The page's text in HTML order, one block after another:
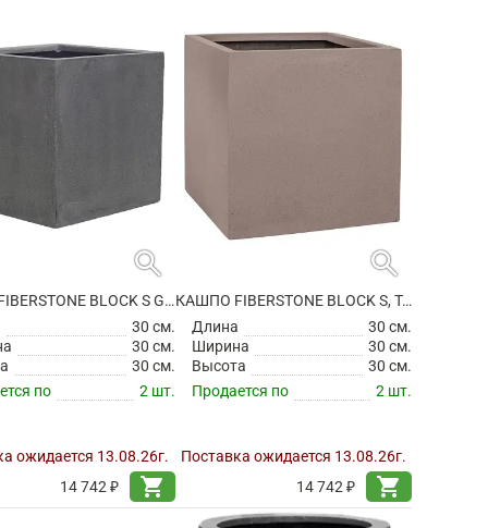
search
КАШПО FIBERSTONE BLOCK S GREY
30 см.
30 см.
30 см.
по
2 шт.
ожидается 13.08.26г.
14 742 ₽
shopping_cart
search
КАШПО FIBERSTONE BLOCK S, TAUPE
Длина
30 см.
Ширина
30 см.
Высота
30 см.
Продается по
2 шт.
Поставка ожидается 13.08.26г.
14 742 ₽
shopping_cart